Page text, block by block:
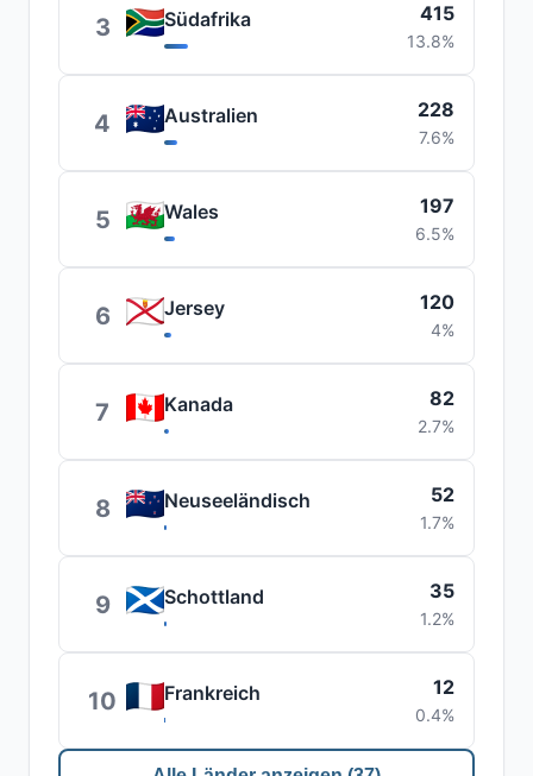
3 Südafrika 415
13.8%
4 Australien 228
7.6%
5 Wales 197
6.5%
6 Jersey 120
4%
7 Kanada 82
2.7%
8 Neuseeländisch 52
1.7%
9 Schottland 35
1.2%
10 Frankreich 12
0.4%